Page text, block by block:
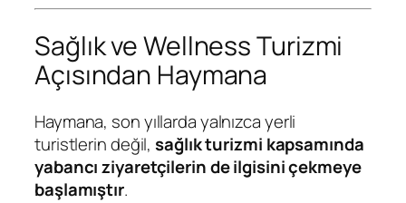
Sağlık ve Wellness Turizmi
Açısından Haymana
Haymana, son yıllarda yalnızca yerli
turistlerin değil,sağlık turizmi kapsamında
yabancı ziyaretçilerin de ilgisini çekmeye
başlamıştır.